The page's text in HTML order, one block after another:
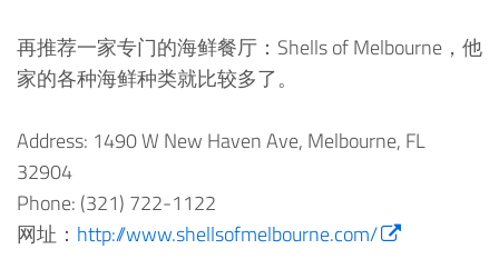
再推荐一家专门的海鲜餐厅：Shells of Melbourne，他
家的各种海鲜种类就比较多了。
Address: 1490 W New Haven Ave, Melbourne, FL
32904
Phone: (321) 722-1122
网址： http://www.shellsofmelbourne.com/